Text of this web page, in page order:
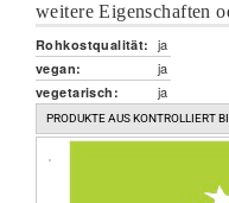
weitere Eigenschaften
Rohkostqualität: ja
vegan: ja
vegetarisch: ja
PRODUKTE AUS KONTROLLIERT